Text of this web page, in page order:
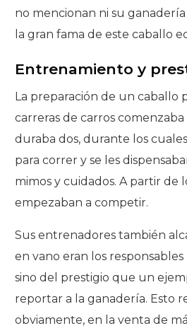
no mencionan ni su
la gran fama de este caballo
Entrenamiento y
La preparación de un caballo
carreras de carros comenzaba
duraba dos, durante los
para correr y se les
mimos y cuidados. A partir de
empezaban a competir.
Sus entrenadores también
en vano eran los
sino del prestigio que un
reportar a la ganadería. Esto
obviamente, en la venta de